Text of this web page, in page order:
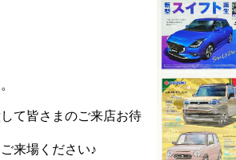
て皆さまのご来店お待
来場ください♪